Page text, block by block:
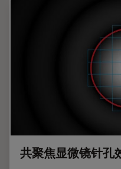
共聚焦显微镜针孔